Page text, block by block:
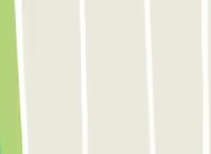
et
des concours et